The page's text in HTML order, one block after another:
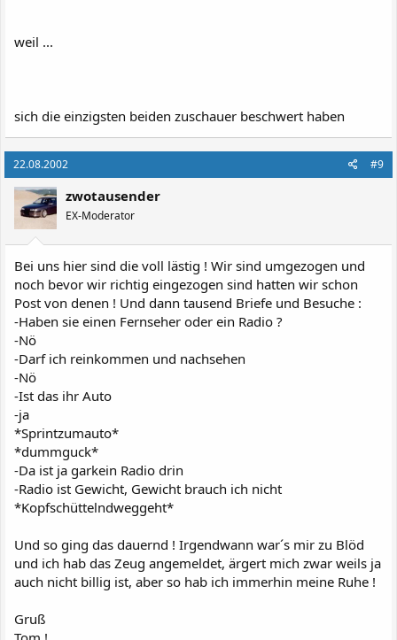
weil ...
sich die einzigsten beiden zuschauer beschwert haben
22.08.2002 #9
zwotausender
EX-Moderator
Bei uns hier sind die voll lästig ! Wir sind umgezogen und
noch bevor wir richtig eingezogen sind hatten wir schon
Post von denen ! Und dann tausend Briefe und Besuche :
-Haben sie einen Fernseher oder ein Radio ?
-Nö
-Darf ich reinkommen und nachsehen
-Nö
-Ist das ihr Auto
-ja
*Sprintzumauto*
*dummguck*
-Da ist ja garkein Radio drin
-Radio ist Gewicht, Gewicht brauch ich nicht
*Kopfschüttelndweggeht*
Und so ging das dauernd ! Irgendwann war´s mir zu Blöd
und ich hab das Zeug angemeldet, ärgert mich zwar weils ja
auch nicht billig ist, aber so hab ich immerhin meine Ruhe !
Gruß